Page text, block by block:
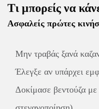
Τι μπορείς να
Ασφαλείς πρώτες
Μην τραβάς ξανά
Έλεγξε αν υπάρχει
Δοκίμασε βεντούζα